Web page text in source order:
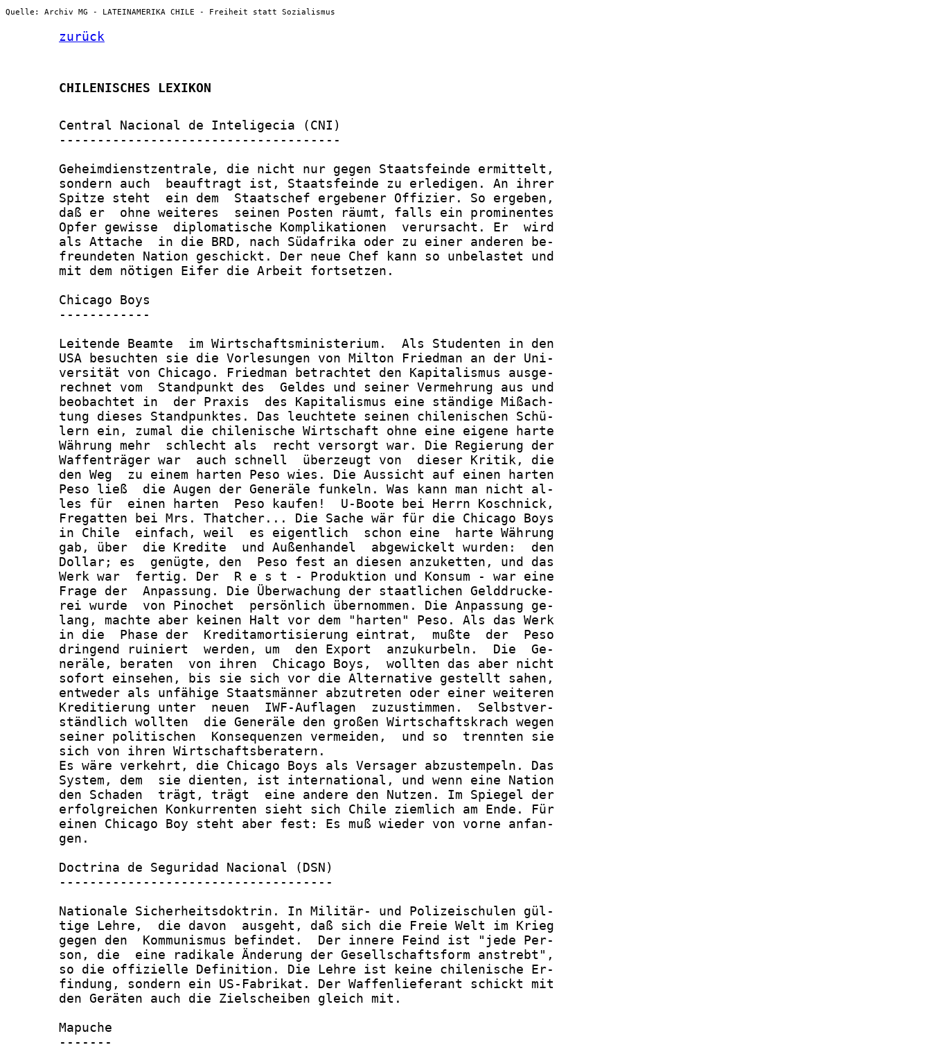
Quelle: Archiv MG - LATEINAMERIKA CHILE - Freiheit statt Sozialismus
zurück
       CHILENISCHES LEXIKON
       Central Nacional de Inteligecia (CNI)
       -------------------------------------
       Geheimdienstzentrale, die nicht nur gegen Staatsfeinde ermittelt,
       sondern auch  beauftragt ist, Staatsfeinde zu erledigen. An ihrer
       Spitze steht  ein dem  Staatschef ergebener Offizier. So ergeben,
       daß er  ohne weiteres  seinen Posten räumt, falls ein prominentes
       Opfer gewisse  diplomatische Komplikationen  verursacht. Er  wird
       als Attache  in die BRD, nach Südafrika oder zu einer anderen be-
       freundeten Nation geschickt. Der neue Chef kann so unbelastet und
       mit dem nötigen Eifer die Arbeit fortsetzen.
       Chicago Boys
       ------------
       Leitende Beamte  im Wirtschaftsministerium.  Als Studenten in den
       USA besuchten sie die Vorlesungen von Milton Friedman an der Uni-
       versität von Chicago. Friedman betrachtet den Kapitalismus ausge-
       rechnet vom  Standpunkt des  Geldes und seiner Vermehrung aus und
       beobachtet in  der Praxis  des Kapitalismus eine ständige Mißach-
       tung dieses Standpunktes. Das leuchtete seinen chilenischen Schü-
       lern ein, zumal die chilenische Wirtschaft ohne eine eigene harte
       Währung mehr  schlecht als  recht versorgt war. Die Regierung der
       Waffenträger war  auch schnell  überzeugt von  dieser Kritik, die
       den Weg  zu einem harten Peso wies. Die Aussicht auf einen harten
       Peso ließ  die Augen der Generäle funkeln. Was kann man nicht al-
       les für  einen harten  Peso kaufen!  U-Boote bei Herrn Koschnick,
       Fregatten bei Mrs. Thatcher... Die Sache wär für die Chicago Boys
       in Chile  einfach, weil  es eigentlich  schon eine  harte Währung
       gab, über  die Kredite  und Außenhandel  abgewickelt wurden:  den
       Dollar; es  genügte, den  Peso fest an diesen anzuketten, und das
       Werk war  fertig. Der  R e s t - Produktion und Konsum - war eine
       Frage der  Anpassung. Die Überwachung der staatlichen Gelddrucke-
       rei wurde  von Pinochet  persönlich übernommen. Die Anpassung ge-
       lang, machte aber keinen Halt vor dem "harten" Peso. Als das Werk
       in die  Phase der  Kreditamortisierung eintrat,  mußte  der  Peso
       dringend ruiniert  werden, um  den Export  anzukurbeln.  Die  Ge-
       neräle, beraten  von ihren  Chicago Boys,  wollten das aber nicht
       sofort einsehen, bis sie sich vor die Alternative gestellt sahen,
       entweder als unfähige Staatsmänner abzutreten oder einer weiteren
       Kreditierung unter  neuen  IWF-Auflagen  zuzustimmen.  Selbstver-
       ständlich wollten  die Generäle den großen Wirtschaftskrach wegen
       seiner politischen  Konsequenzen vermeiden,  und so  trennten sie
       sich von ihren Wirtschaftsberatern.
       Es wäre verkehrt, die Chicago Boys als Versager abzustempeln. Das
       System, dem  sie dienten, ist international, und wenn eine Nation
       den Schaden  trägt, trägt  eine andere den Nutzen. Im Spiegel der
       erfolgreichen Konkurrenten sieht sich Chile ziemlich am Ende. Für
       einen Chicago Boy steht aber fest: Es muß wieder von vorne anfan-
       gen.
       Doctrina de Seguridad Nacional (DSN)
       ------------------------------------
       Nationale Sicherheitsdoktrin. In Militär- und Polizeischulen gül-
       tige Lehre,  die davon  ausgeht, daß sich die Freie Welt im Krieg
       gegen den  Kommunismus befindet.  Der innere Feind ist "jede Per-
       son, die  eine radikale Änderung der Gesellschaftsform anstrebt",
       so die offizielle Definition. Die Lehre ist keine chilenische Er-
       findung, sondern ein US-Fabrikat. Der Waffenlieferant schickt mit
       den Geräten auch die Zielscheiben gleich mit.
       Mapuche
       -------